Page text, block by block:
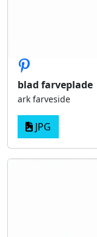
blad farveplade
ark farveside
JPG